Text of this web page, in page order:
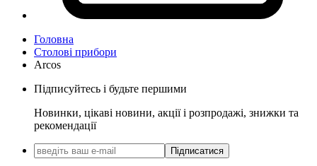
Головна
Столові прибори
Arcos
Підписуйтесь і будьте першими
Новинки, цікаві новини, акції і розпродажі, знижки та
рекомендації
Підписатися